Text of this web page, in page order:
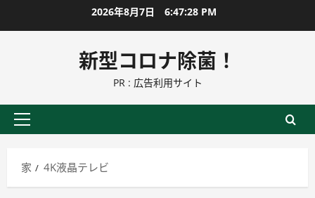
ン
に
2026年8月7日 6:47:29 PM
新型コロナ除菌！
PR : 広告利用サイト
プ
イ
家 4K液晶テレビ